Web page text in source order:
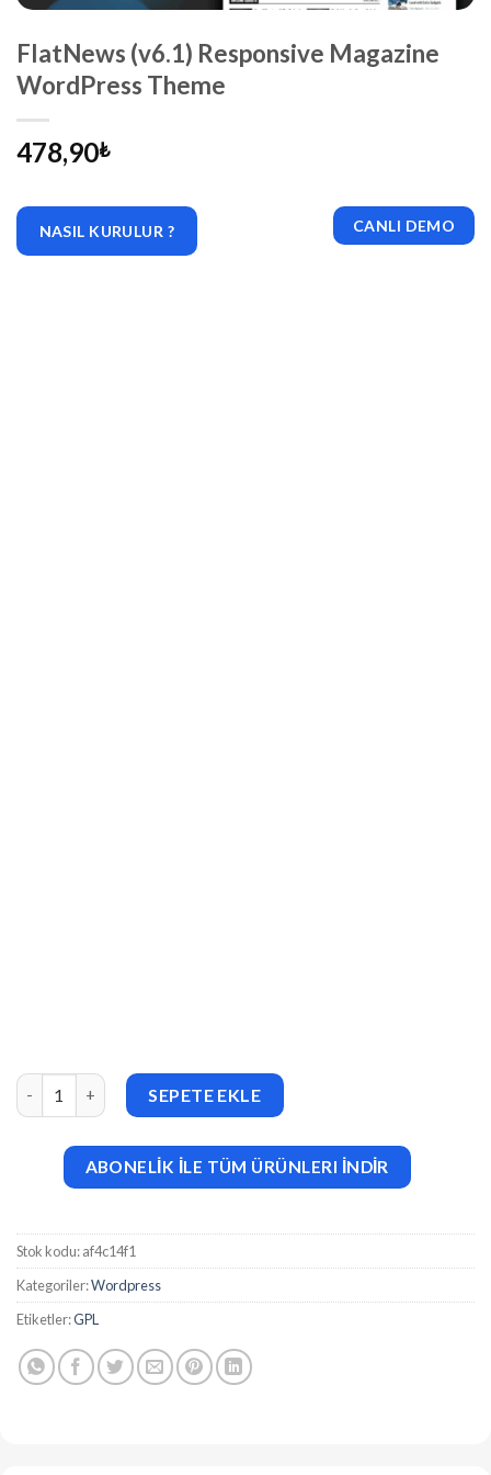
FlatNews (v6.1) Responsive Magazine
WordPress Theme
478,90₺
NASIL KURULUR ? CANLI DEMO
FlatNews (v6.1) Responsive Magazine WordPress Theme adet
SEPETE EKLE
ABONELİK İLE TÜM ÜRÜNLERI İNDİR
Stok kodu:af4c14f1
Kategoriler:Wordpress
Etiketler:GPL